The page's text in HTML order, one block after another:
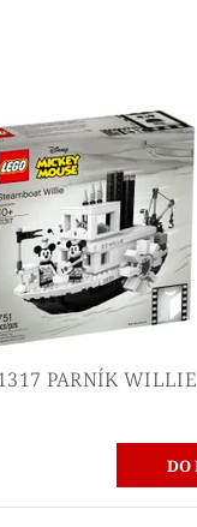
PARNÍK WILLIE